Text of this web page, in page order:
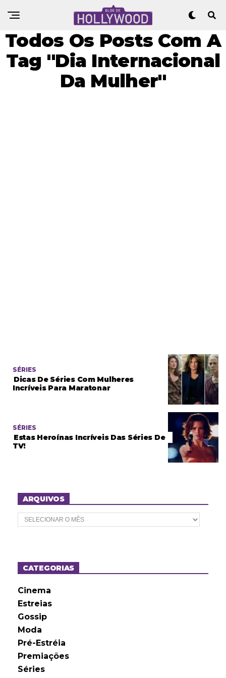
Todos Os Posts Com A
Tag "Dia Internacional
Da Mulher"
SÉRIES
Dicas De Séries Com Mulheres
Incríveis Para Maratonar
SÉRIES
Estas Heroínas Incríveis Das Séries De
TV!
ARQUIVOS
A
r
o
sCATEGORIAS
Cinema
Estreias
Gossip
Moda
Pré-Estréia
Premiações
Séries